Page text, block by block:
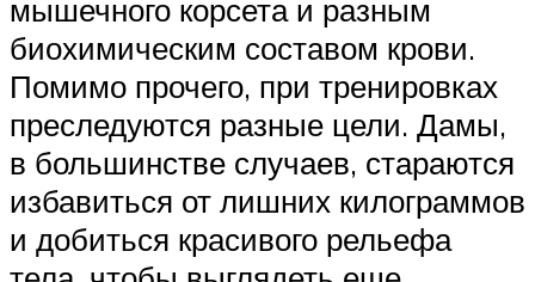
мышечного корсета и разным
биохимическим составом крови.
Помимо прочего, при тренировках
преследуются разные цели. Дамы,
в большинстве случаев, стараются
избавиться от лишних килограммов
и добиться красивого рельефа